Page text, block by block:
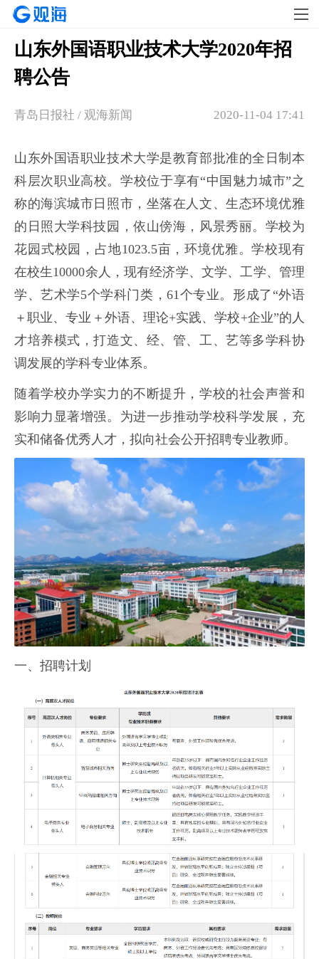
山东外国语职业技术大学2020年招
聘公告
2020-11-04 17:41
青岛日报社 / 观海新闻
山东外国语职业技术大学是教育部批准的全日制本
科层次职业高校。学校位于享有“中国魅力城市”之
称的海滨城市日照市，坐落在人文、生态环境优雅
的日照大学科技园，依山傍海，风景秀丽。学校为
花园式校园，占地1023.5亩，环境优雅。学校现有
在校生10000余人，现有经济学、文学、工学、管理
学、艺术学5个学科门类，61个专业。形成了“外语
＋职业、专业＋外语、理论+实践、学校+企业”的人
才培养模式，打造文、经、管、工、艺等多学科协
调发展的学科专业体系。
随着学校办学实力的不断提升，学校的社会声誉和
影响力显著增强。为进一步推动学校科学发展，充
实和储备优秀人才，拟向社会公开招聘专业教师。
一、招聘计划